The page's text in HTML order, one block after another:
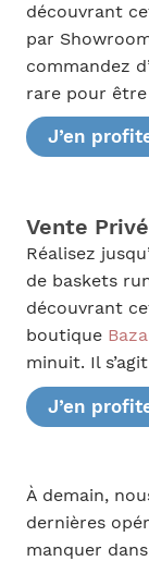
découvrant
par
commandez
rare pour
J’en
Vente
Réalisez
de baskets
découvrant
boutique
minuit. Il
J’en
À demain,
dernières
manquer